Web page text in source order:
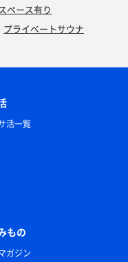
ペース有り
プライベートサウナ
活一覧
もの
ガジン